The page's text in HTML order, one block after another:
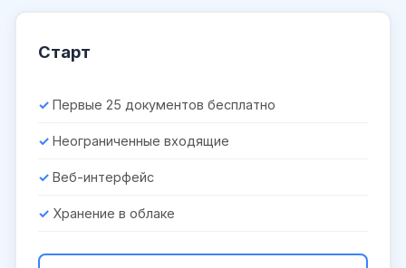
Старт
Первые 25 документов бесплатно
Неограниченные входящие
Веб-интерфейс
Хранение в облаке